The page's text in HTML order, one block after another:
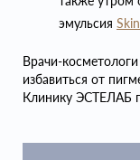
эмульсия
Врачи-
избавиться от
Клинику ЭСТЕЛАБ